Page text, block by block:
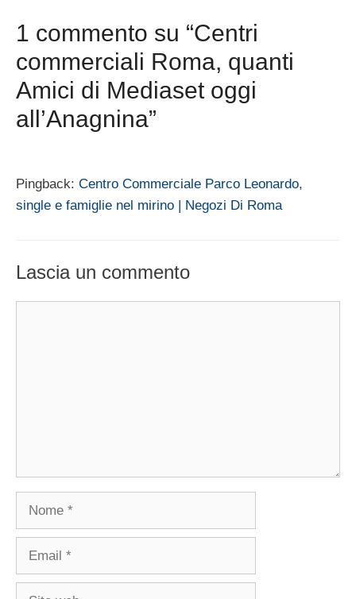
1 commento su “Centri
commerciali Roma, quanti
Amici di Mediaset oggi
all’Anagnina”
Pingback: Centro Commerciale Parco Leonardo,
single e famiglie nel mirino | Negozi Di Roma
Lascia un commento
Nome
Email
Sito